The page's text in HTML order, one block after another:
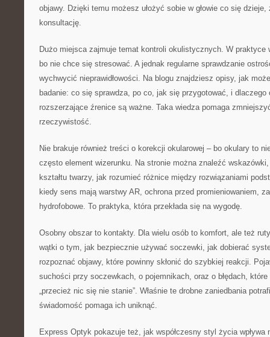
objawy. Dzięki temu możesz ułożyć sobie w głowie co się
konsultację.
Dużo miejsca zajmuje temat kontroli okulistycznych. W praktyce
bo nie chce się stresować. A jednak regularne sprawdzanie
wychwycić nieprawidłowości. Na blogu znajdziesz opisy, jak
badanie: co się sprawdza, po co, jak się przygotować, i dlaczego
rozszerzające źrenice są ważne. Taka wiedza pomaga
rzeczywistość.
Nie brakuje również treści o korekcji okularowej – bo okulary to
często element wizerunku. Na stronie można znaleźć
kształtu twarzy, jak rozumieć różnice między rozwiązaniami
kiedy sens mają warstwy AR, ochrona przed promieniowaniem,
hydrofobowe. To praktyka, która przekłada się na wygodę.
Osobny obszar to kontakty. Dla wielu osób to komfort, ale też
wątki o tym, jak bezpiecznie używać soczewki, jak dobierać
rozpoznać objawy, które powinny skłonić do szybkiej reakcji.
suchości przy soczewkach, o pojemnikach, oraz o błędach,
„przecież nic się nie stanie”. Właśnie te drobne zaniedbania
świadomość pomaga ich uniknąć.
Express Optyk pokazuje też, jak współczesny styl życia wpływa